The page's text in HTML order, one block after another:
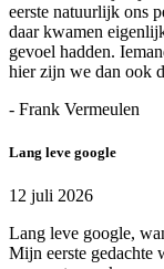
eerste natuurlijk ons
daar kwamen
gevoel hadden.
hier zijn we dan ook
- Frank Vermeulen
Lang leve google
12 juli 2026
Lang leve google,
Mijn eerste gedachte